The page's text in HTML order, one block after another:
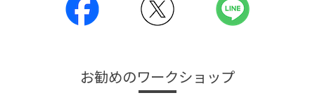
お勧めのワークショップ